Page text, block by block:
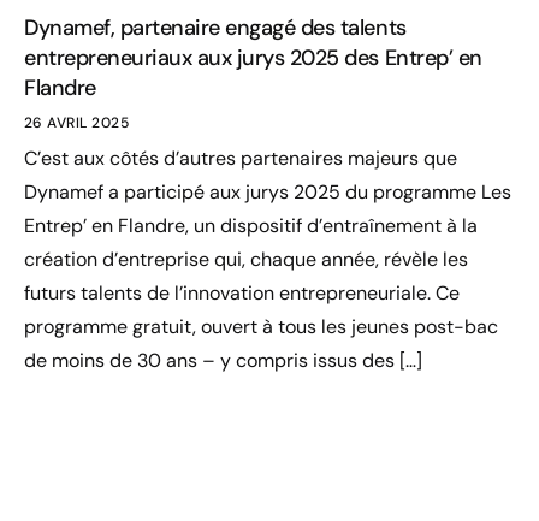
Dynamef, partenaire engagé des talents
entrepreneuriaux aux jurys 2025 des Entrep’ en
Flandre
26 AVRIL 2025
C’est aux côtés d’autres partenaires majeurs que
Dynamef a participé aux jurys 2025 du programme Les
Entrep’ en Flandre, un dispositif d’entraînement à la
création d’entreprise qui, chaque année, révèle les
futurs talents de l’innovation entrepreneuriale. Ce
programme gratuit, ouvert à tous les jeunes post-bac
de moins de 30 ans – y compris issus des […]